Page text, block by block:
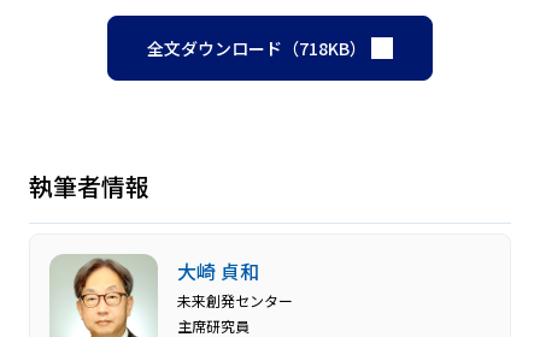
全文ダウンロード（718KB）
執筆者情報
大崎 貞和
未来創発センター
主席研究員